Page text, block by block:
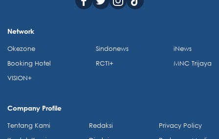
Network
Okezone
Booking Hotel
VISION+
Sindonews
RCTI+
iNews
MNC Trijaya
Company Profile
Tentang Kami
Redaksi
Privacy Policy